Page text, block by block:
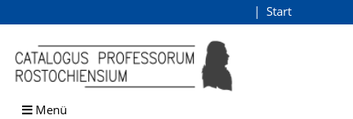
Browsen
direkt zum Inhalt
Start
Menü